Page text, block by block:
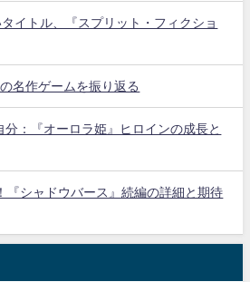
イトル、『スプリット・フィクショ
名作ゲームを振り返る
：『オーロラ姫』ヒロインの成長と
『シャドウバース』続編の詳細と期待